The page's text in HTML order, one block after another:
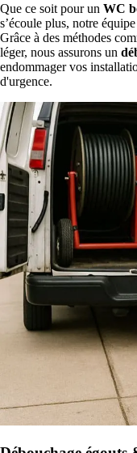
Que ce soit pour un WC
s’écoule plus, notre
Grâce à des méthodes
léger, nous assurons un
endommager vos
d'urgence.